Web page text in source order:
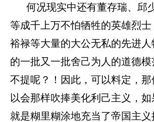
何况现实中还有董存瑞、邱
等成千上万不怕牺牲的英雄烈
裕禄等大量的大公无私的先进
的一批又一批舍己为人的道德
不提呢？！因此，可以料定，那
以会那样吹捧美化利己主义，如
就是糊里糊涂地充当了帝国主